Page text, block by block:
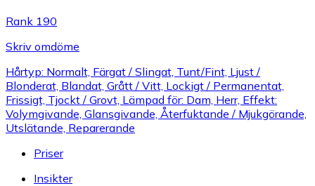
Rank 190
Skriv omdöme
Hårtyp: Normalt, Färgat / Slingat, Tunt/Fint, Ljust /
Blonderat, Blandat, Grått / Vitt, Lockigt / Permanentat,
Frissigt, Tjockt / Grovt, Lämpad för: Dam, Herr, Effekt:
Volymgivande, Glansgivande, Återfuktande / Mjukgörande,
Utslätande, Reparerande
Priser
Insikter